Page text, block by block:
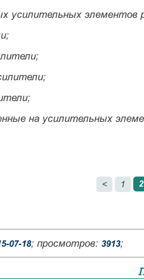
усилительных элементов
на усилительных
< 1 2
07-18; просмотров: 3913;